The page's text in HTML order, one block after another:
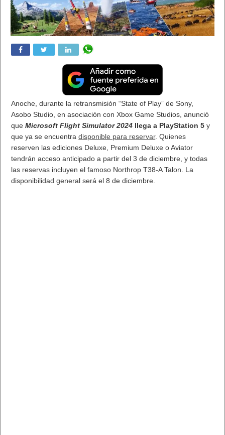
Anoche, durante la retransmisión “State of Play” de Sony,
Asobo Studio, en asociación con Xbox Game Studios, anunció
que Microsoft Flight Simulator 2024 llega a PlayStation 5 y
que ya se encuentra disponible para reservar. Quienes
reserven las ediciones Deluxe, Premium Deluxe o Aviator
tendrán acceso anticipado a partir del 3 de diciembre, y todas
las reservas incluyen el famoso Northrop T38-A Talon. La
disponibilidad general será el 8 de diciembre.